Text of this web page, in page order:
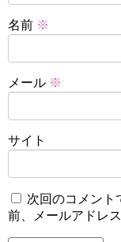
名前 ※
メール ※
サイト
次回のコメント
前、メールアドレ